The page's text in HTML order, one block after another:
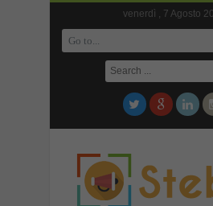
venerdì , 7 Agosto